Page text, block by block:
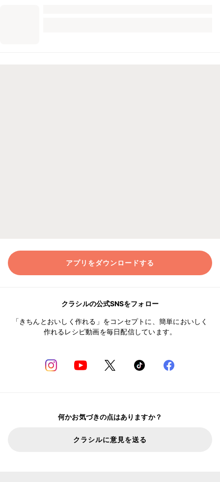
アプリをダウンロードする
クラシルの公式SNSをフォロー
「きちんとおいしく作れる」をコンセプトに、簡単においしく
作れるレシピ動画を毎日配信しています。
何かお気づきの点はありますか？
クラシルに意見を送る